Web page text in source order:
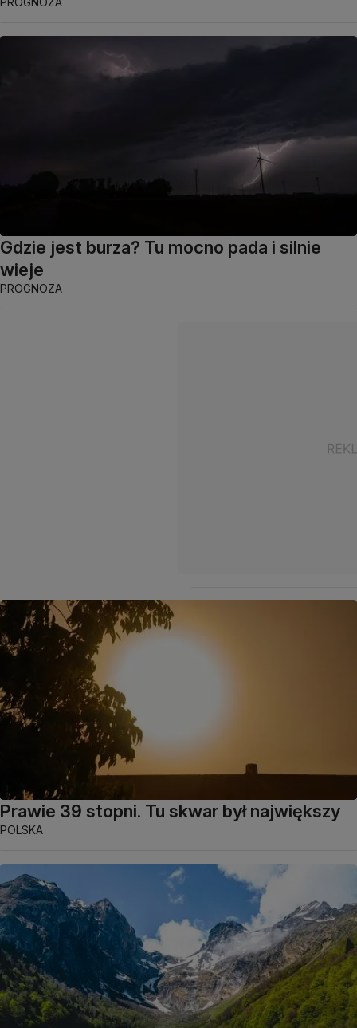
Gdzie jest burza? Tu mocno pada i silnie
wieje
PROGNOZA
Prawie 39 stopni. Tu skwar był największy
POLSKA